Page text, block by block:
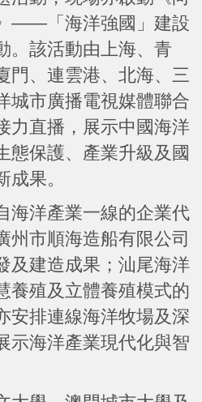
——「海洋強國」建設
。該活動由上海、青
門、連雲港、北海、三
城市廣播電視媒體聯合
力直播，展示中國海洋
態保護、產業升級及國
果。
海洋產業一線的企業代
州市順海造船有限公司
及建造成果；汕尾海洋
養殖及立體養殖模式的
安排連線海洋牧場及深
示海洋產業現代化與智